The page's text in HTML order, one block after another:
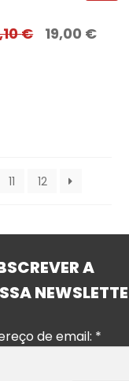
€ 19,00 €
11 12
A
de email: *